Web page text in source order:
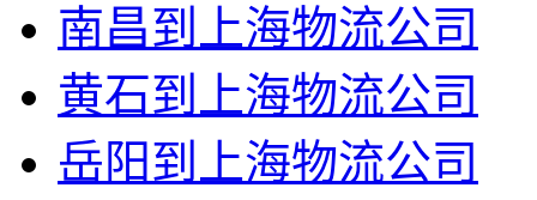
南昌到上海物流公司
黄石到上海物流公司
岳阳到上海物流公司